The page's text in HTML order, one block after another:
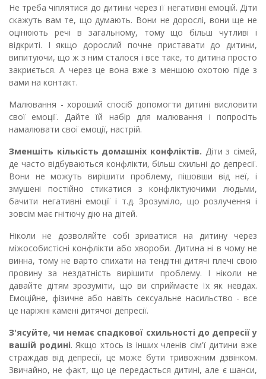
Не треба чіплятися до дитини через її негативні емоцій. Діти
скажуть вам те, що думають. Вони не дорослі, вони ще не
оцінюють речі в загальному, тому що більш чутливі і
відкриті. І якщо дорослий почне приставати до дитини,
випитуючи, що ж з ним сталося і все таке, то дитина просто
закриється. А через це вона вже з меншою охотою піде з
вами на контакт.
Малювання - хороший спосіб допомогти дитині висловити
свої емоції. Дайте їй набір для малювання і попросіть
намалювати свої емоції, настрій.
Зменшіть кількість домашніх конфліктів. Діти з сімей,
де часто відбуваються конфлікти, більш схильні до депресії.
Вони не можуть вирішити проблему, пішовши від неї, і
змушені постійно стикатися з конфліктуючими людьми,
бачити негативні емоції і т.д. Зрозуміло, що розлучення і
зовсім має гнітючу дію на дітей.
Ніколи не дозволяйте собі зриватися на дитину через
міжособистісні конфлікти або хвороби. Дитина ні в чому не
винна, тому не варто спихати на тендітні дитячі плечі свою
провину за нездатність вирішити проблему. І ніколи не
давайте дітям зрозуміти, що ви сприймаєте їх як невдах.
Емоційне, фізичне або навіть сексуальне насильство - все
це наріжні камені дитячої депресії.
З'ясуйте, чи немає спадкової схильності до депресії у
вашій родині. Якщо хтось із інших членів сім'ї дитини вже
страждав від депресії, це може бути тривожним дзвінком.
Звичайно, не факт, що це передасться дитині, але є шанси,